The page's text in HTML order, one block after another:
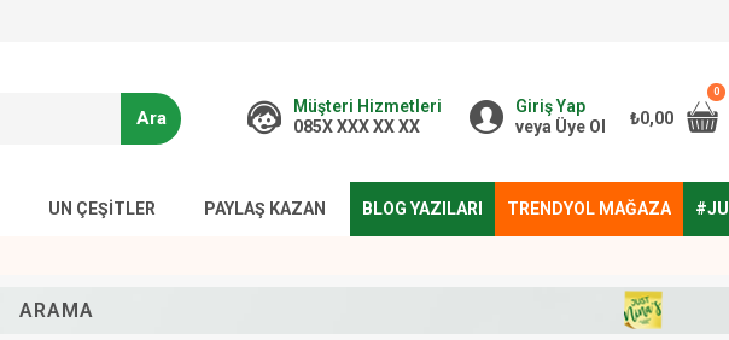
Ara
Müşteri Hizmetleri
085X XXX XX XX
Giriş Yap
veya Üye Ol
₺0,00
0
UN ÇEŞITLER PAYLAŞ KAZAN BLOG YAZILARI TRENDYOL MAĞAZA
ARAMA